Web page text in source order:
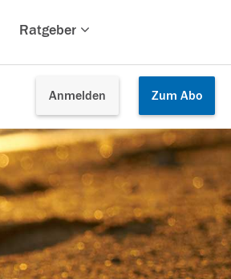
Ratgeber
Anmelden Zum Abo